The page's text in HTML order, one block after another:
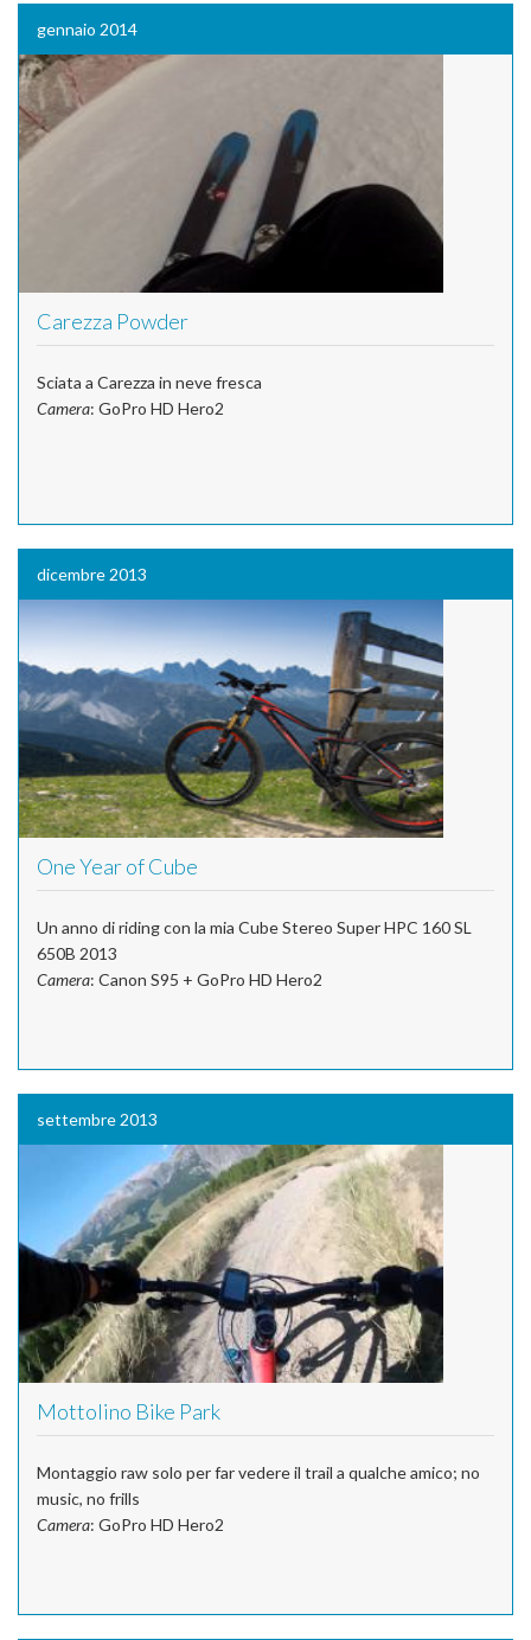
gennaio 2014
Carezza Powder
Sciata a Carezza in neve fresca
Camera: GoPro HD Hero2
dicembre 2013
One Year of Cube
Un anno di riding con la mia Cube Stereo Super HPC 160 SL
650B 2013
Camera: Canon S95 + GoPro HD Hero2
settembre 2013
Mottolino Bike Park
Montaggio raw solo per far vedere il trail a qualche amico; no
music, no frills
Camera: GoPro HD Hero2